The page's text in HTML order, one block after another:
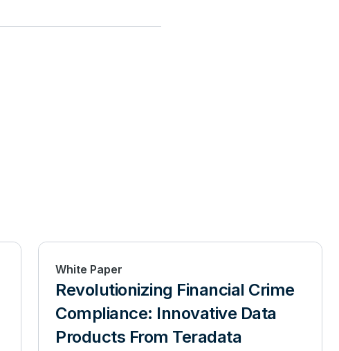
White Paper
Revolutionizing Financial Crime
Compliance: Innovative Data
Products From Teradata